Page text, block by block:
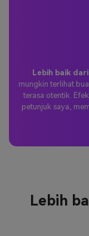
Lebih baik
mungkin terlihat
terasa otentik.
petunjuk saya,
Lebih